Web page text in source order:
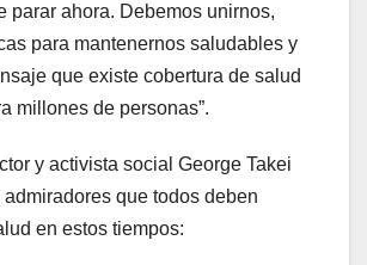
parar ahora. Debemos unirnos,
para mantenernos saludables y
que existe cobertura de salud
millones de personas”.
y activista social George Takei
admiradores que todos deben
en estos tiempos: